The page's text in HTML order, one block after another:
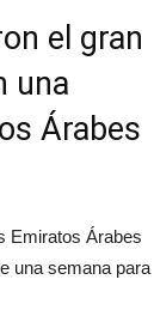
el gran
una
Árabes
Emiratos Árabes
una semana para